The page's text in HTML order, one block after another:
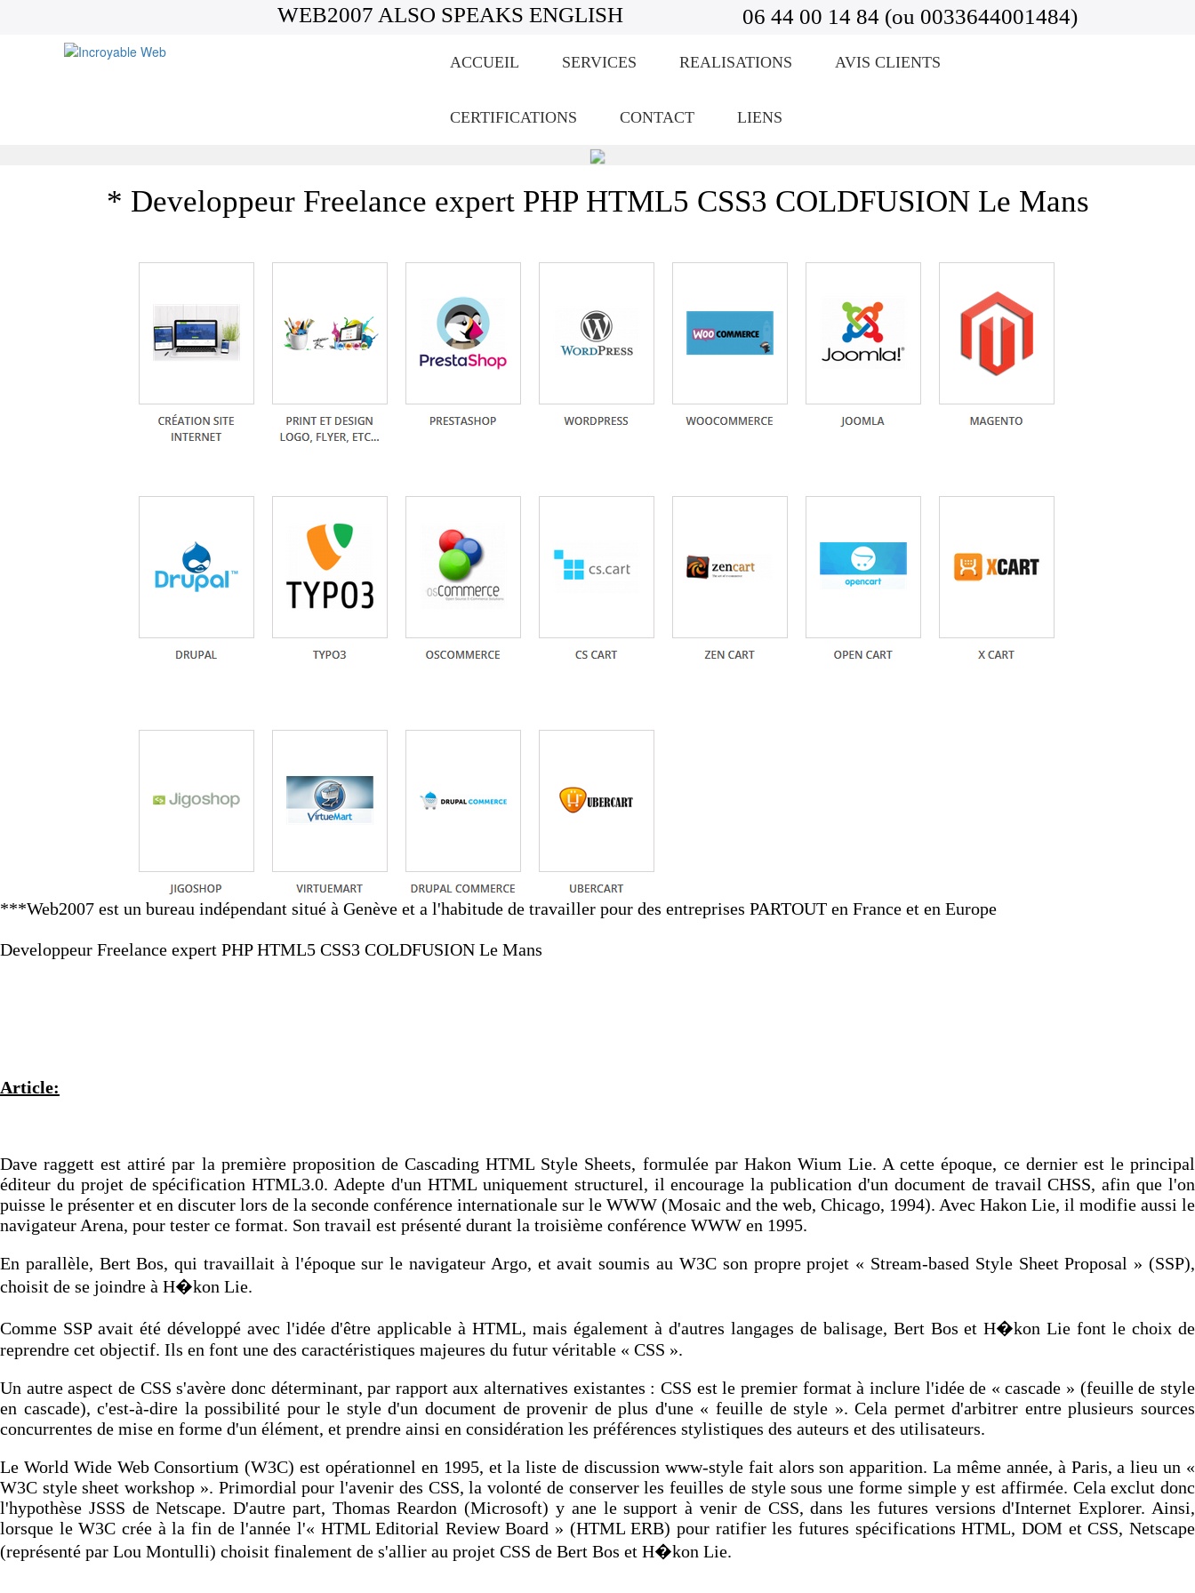
WEB2007 ALSO SPEAKS ENGLISH 06 44 00 14 84 (ou 0033644001484)
ACCUEIL SERVICES REALISATIONS AVIS CLIENTS
CERTIFICATIONS CONTACT LIENS
* Developpeur Freelance expert PHP HTML5 CSS3 COLDFUSION Le Mans
***Web2007 est un bureau indépendant situé à Genève et a l'habitude de travailler pour des entreprises PARTOUT en France et en Europe
Developpeur Freelance expert PHP HTML5 CSS3 COLDFUSION Le Mans
Article:
Dave raggett est attiré par la première proposition de Cascading HTML Style Sheets, formulée par Hakon Wium Lie. A cette époque, ce dernier est le principal
éditeur du projet de spécification HTML3.0. Adepte d'un HTML uniquement structurel, il encourage la publication d'un document de travail CHSS, afin que l'on
puisse le présenter et en discuter lors de la seconde conférence internationale sur le WWW (Mosaic and the web, Chicago, 1994). Avec Hakon Lie, il modifie aussi le
navigateur Arena, pour tester ce format. Son travail est présenté durant la troisième conférence WWW en 1995.
En parallèle, Bert Bos, qui travaillait à l'époque sur le navigateur Argo, et avait soumis au W3C son propre projet « Stream-based Style Sheet Proposal » (SSP),
choisit de se joindre à H�kon Lie.
Comme SSP avait été développé avec l'idée d'être applicable à HTML, mais également à d'autres langages de balisage, Bert Bos et H�kon Lie font le choix de
reprendre cet objectif. Ils en font une des caractéristiques majeures du futur véritable « CSS ».
Un autre aspect de CSS s'avère donc déterminant, par rapport aux alternatives existantes : CSS est le premier format à inclure l'idée de « cascade » (feuille de style
en cascade), c'est-à-dire la possibilité pour le style d'un document de provenir de plus d'une « feuille de style ». Cela permet d'arbitrer entre plusieurs sources
concurrentes de mise en forme d'un élément, et prendre ainsi en considération les préférences stylistiques des auteurs et des utilisateurs.
Le World Wide Web Consortium (W3C) est opérationnel en 1995, et la liste de discussion www-style fait alors son apparition. La même année, à Paris, a lieu un «
W3C style sheet workshop ». Primordial pour l'avenir des CSS, la volonté de conserver les feuilles de style sous une forme simple y est affirmée. Cela exclut donc
l'hypothèse JSSS de Netscape. D'autre part, Thomas Reardon (Microsoft) y ane le support à venir de CSS, dans les futures versions d'Internet Explorer. Ainsi,
lorsque le W3C crée à la fin de l'année l'« HTML Editorial Review Board » (HTML ERB) pour ratifier les futures spécifications HTML, DOM et CSS, Netscape
(représenté par Lou Montulli) choisit finalement de s'allier au projet CSS de Bert Bos et H�kon Lie.